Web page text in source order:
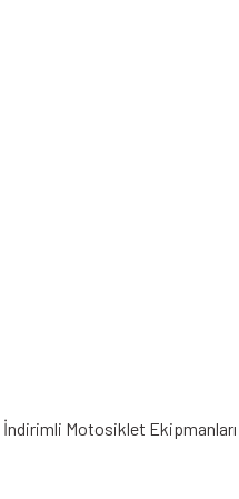
İndirimli Motosiklet Ekipmanları